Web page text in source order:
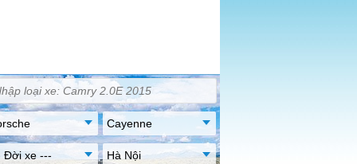
Cayenne
Đời xe --- Hà Nội